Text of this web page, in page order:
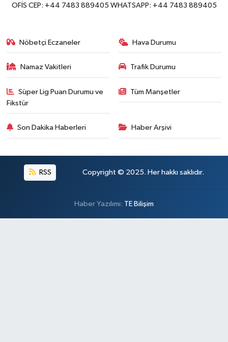
OFİS CEP: +44 7483 889405 WHATSAPP: +44 7483 889405
Nöbetçi Eczaneler Hava Durumu
Namaz Vakitleri Trafik Durumu
Süper Lig Puan Durumu ve
Fikstür
Tüm Manşetler
Son Dakika Haberleri Haber Arşivi
RSS Copyright © 2025. Her hakkı saklıdır.
Haber Yazılımı: TE Bilişim